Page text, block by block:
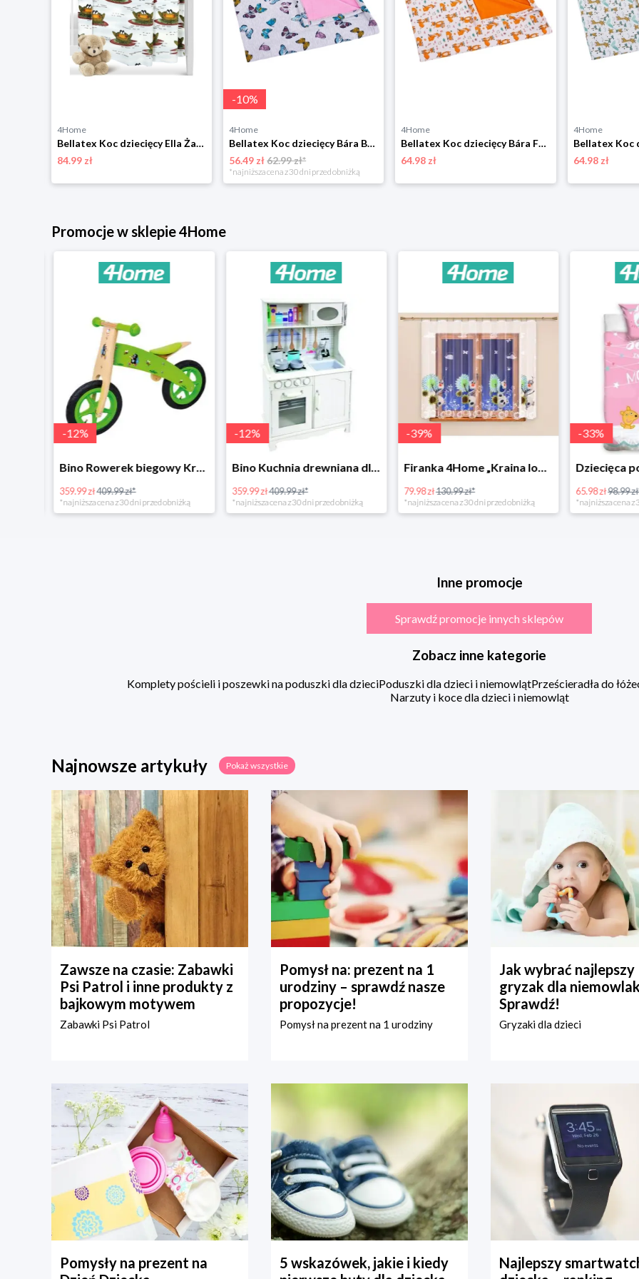
4Home
Bellatex Koc dziecięcy Ella Żaba, 100 x 150 cm
84.99 zł
-10%
4Home
Bellatex Koc dziecięcy Bára Butterfly różowy, 75 x 100 cm
56.49 zł62.99 zł*
*najniższa cena z 30 dni przed obniżką
4Home
Bellatex Koc dziecięcy Bára Fox pomarańczowy, 75 x 100 cm
64.98 zł
4Home
64.98 zł
Promocje w sklepie 4Home
-12%
Bino Rowerek biegowy Krecik
359.99 zł409.99 zł*
*najniższa cena z 30 dni przed obniżką
-12%
Bino Kuchnia drewniana dla dzieci Provence
359.99 zł409.99 zł*
*najniższa cena z 30 dni przed obniżką
-39%
Firanka 4Home „Kraina lodu” (Frozen)
79.98 zł130.99 zł*
*najniższa cena z 30 dni przed obniżką
-33%
65.98 zł98.99 zł*
*najniższa cena z
Inne promocje
Sprawdź promocje innych sklepów
Zobacz inne kategorie
Komplety pościeli i poszewki na poduszki dla dzieciPoduszki dla dzieci i niemowlątPrześcieradła do
Narzuty i koce dla dzieci i niemowląt
Najnowsze artykuły Pokaż wszystkie
Zawsze na czasie: Zabawki
Psi Patrol i inne produkty z
bajkowym motywem
Zabawki Psi Patrol
Pomysł na: prezent na 1
urodziny – sprawdź nasze
propozycje!
Pomysł na prezent na 1 urodziny
Jak wybrać najlepszy
gryzak dla
Sprawdź!
Gryzaki dla dzieci
Pomysły na prezent na
5 wskazówek, jakie i kiedy
Najlepszy